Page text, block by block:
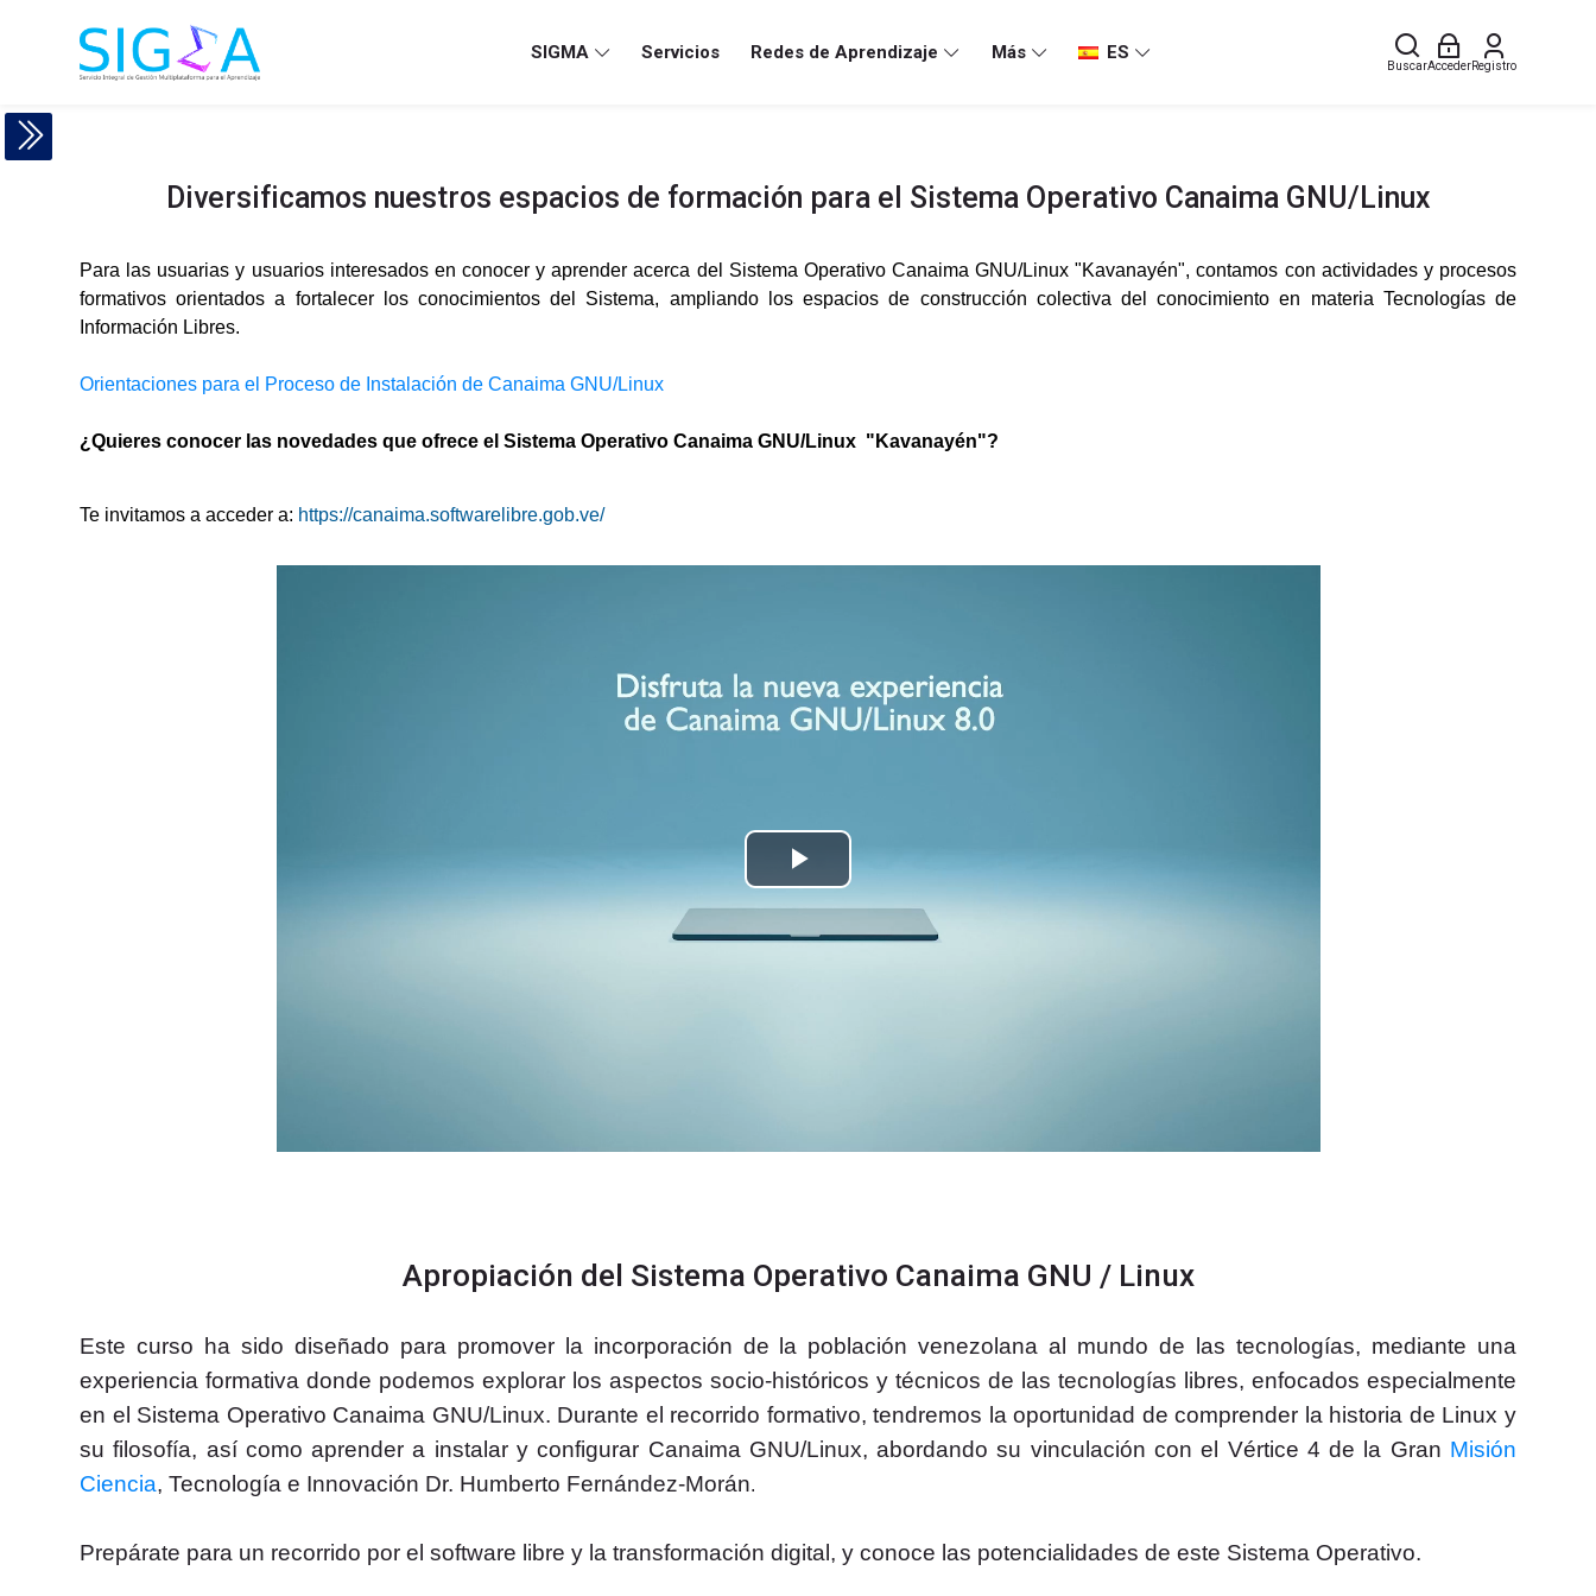
SIGMA
Servicios Redes de Aprendizaje Más ES
BuscarAccederRegistro
Canaima
Página Principal
P
á
gi
n
d
el
o
C
m
a
Canaimade finalización
Diversificamos nuestros espacios de formación para el Sistema Operativo Canaima GNU/Linux
Para las usuarias y usuarios interesados en conocer y aprender acerca del Sistema Operativo Canaima GNU/Linux "Kavanayén", contamos con actividades y procesos
formativos orientados a fortalecer los conocimientos del Sistema, ampliando los espacios de construcción colectiva del conocimiento en materia Tecnologías de
Información Libres.
Orientaciones para el Proceso de Instalación de Canaima GNU/Linux
¿Quieres conocer las novedades que ofrece el Sistema Operativo Canaima GNU/Linux "Kavanayén"?
Te invitamos a acceder a: https://canaima.softwarelibre.gob.ve/
Reproducir
Vídeo
Apropiación del Sistema Operativo Canaima GNU / Linux
Este curso ha sido diseñado para promover la incorporación de la población venezolana al mundo de las tecnologías, mediante una
experiencia formativa donde podemos explorar los aspectos socio-históricos y técnicos de las tecnologías libres, enfocados especialmente
en el Sistema Operativo Canaima GNU/Linux. Durante el recorrido formativo, tendremos la oportunidad de comprender la historia de Linux y
su filosofía, así como aprender a instalar y configurar Canaima GNU/Linux, abordando su vinculación con el Vértice 4 de la Gran Misión
Ciencia, Tecnología e Innovación Dr. Humberto Fernández-Morán.
Prepárate para un recorrido por el software libre y la transformación digital, y conoce las potencialidades de este Sistema Operativo.